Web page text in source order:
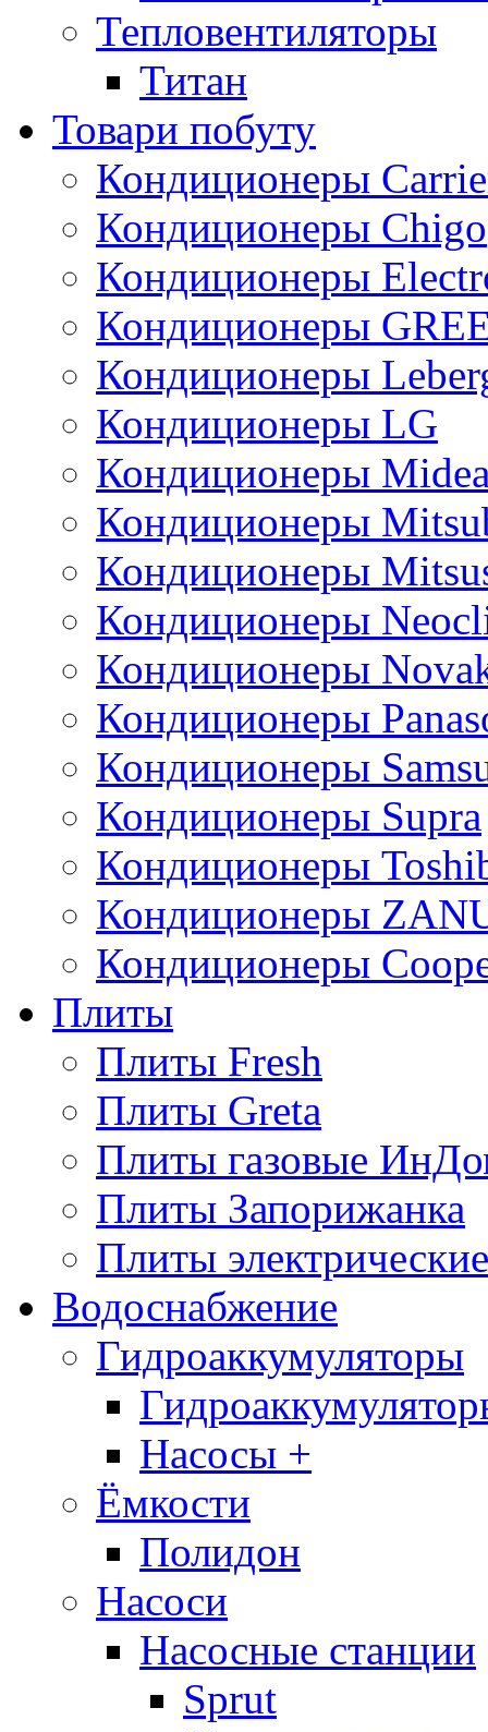
Тепловентиляторы
Титан
Товари побуту
Кондиционеры
Кондиционеры Chigo
Кондиционеры
Кондиционеры
Кондиционеры
Кондиционеры LG
Кондиционеры
Кондиционеры
Кондиционеры
Кондиционеры
Кондиционеры
Кондиционеры
Кондиционеры
Кондиционеры Supra
Кондиционеры
Кондиционеры
Кондиционеры
Плиты
Плиты Fresh
Плиты Greta
Плиты газовые
Плиты Запорижанка
Плиты
Водоснабжение
Гидроаккумуляторы
Насосы +
Ёмкости
Полидон
Насоси
Насосные станции
Sprut